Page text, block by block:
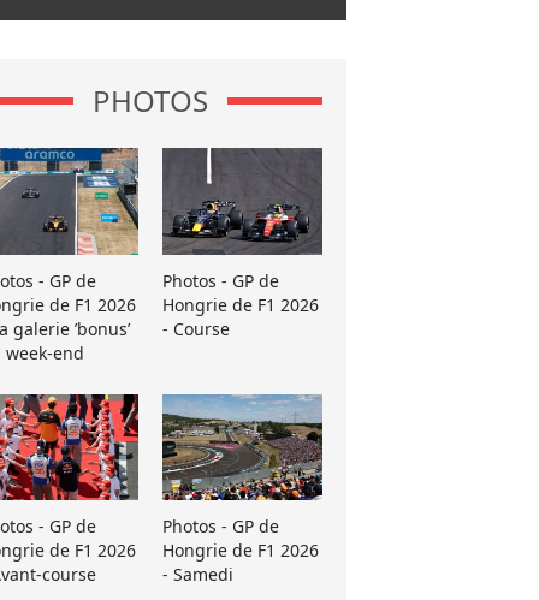
PHOTOS
- GP de
de F1 2026
galerie ’bonus’
week-end
Photos - GP de
Hongrie de F1 2026
- Course
- GP de
de F1 2026
course
Photos - GP de
Hongrie de F1 2026
- Samedi